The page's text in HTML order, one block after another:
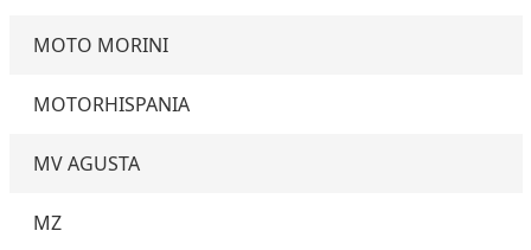
MOTO MORINI
MOTORHISPANIA
MV AGUSTA
MZ